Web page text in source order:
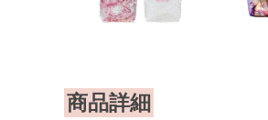
商品詳細